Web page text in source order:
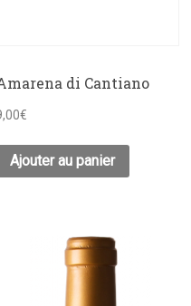
di Cantiano
€
Ajouter au panier